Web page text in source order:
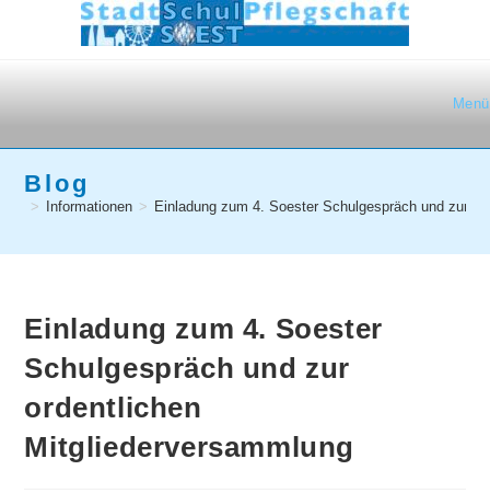
Menü
Blog
> Informationen > Einladung zum 4. Soester Schulgespräch und zur
Einladung zum 4. Soester
Schulgespräch und zur
ordentlichen
Mitgliederversammlung